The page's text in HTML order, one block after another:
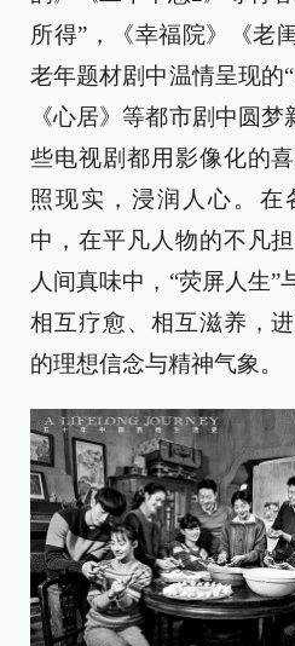
所得”，《幸福院》《老
老年题材剧中温情呈现的
《心居》等都市剧中圆
些电视剧都用影像化的
照现实，浸润人心。在
中，在平凡人物的不凡
人间真味中，“荧屏人生”
相互疗愈、相互滋养，
的理想信念与精神气象。